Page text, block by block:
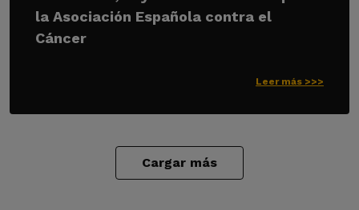
la Asociación Española contra el
Cáncer
Leer más >>>
Cargar más